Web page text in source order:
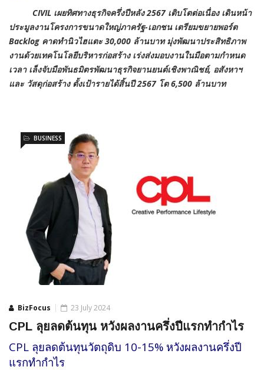
CIVIL เผยทิศทางธุรกิจครึ่งปีหลัง 2567 เติบโตต่อเนื่อง เดินหน้า
ประมูลงานโครงการขนาดใหญ่ภาครัฐ-เอกชน เตรียมขยายพอร์ต
Backlog คาดทำนิวไฮแตะ 30,000 ล้านบาท มุ่งพัฒนาประสิทธิภาพ
งานด้วยเทคโนโลยีบริหารก่อสร้าง เร่งส่งมอบงานในมือตามกำหนด
เวลา เล็งจับมือพันธมิตรพัฒนาธุรกิจยานยนต์เชิงพาณิชย์, อสังหาฯ
และ วัสดุก่อสร้าง ตั้งเป้ารายได้สิ้นปี 2567 โต 6,500 ล้านบาท
BizFocus
BUSINESS
23 July 2024
CPL ลุยลดต้นทุน หวังผลงานครึ่งปีแรกทำกำไร
CPL ลุยลดต้นทุนวัตถุดิบ 10-15% หวังผลงานครึ่งปี
แรกทำกำไร